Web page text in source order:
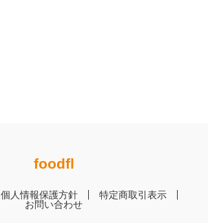
foodfl
個人情報保護方針
特定商取引表示
お問い合わせ